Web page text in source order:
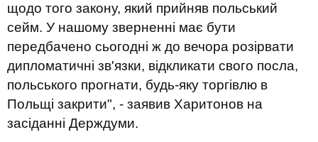
щодо того закону, який прийняв польський
сейм. У нашому зверненні має бути
передбачено сьогодні ж до вечора розірвати
дипломатичні зв'язки, відкликати свого посла,
польського прогнати, будь-яку торгівлю в
Польщі закрити", - заявив Харитонов на
засіданні Держдуми.